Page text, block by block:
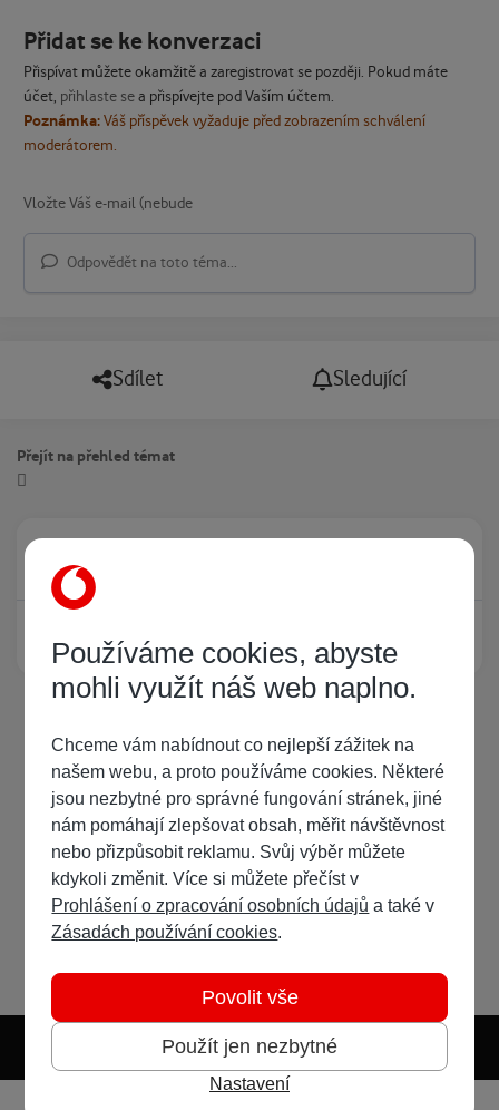
Přidat se ke konverzaci
Přispívat můžete okamžitě a zaregistrovat se později. Pokud máte
účet, přihlaste sea přispívejte pod Vaším účtem.
Poznámka:Váš příspěvek vyžaduje před zobrazením schválení
moderátorem.
Odpovědět na toto téma...
Sdílet Sledující
Přejít na přehled témat
Právě prohlíží tuto stránku
Žádný registrovaný uživatel si neprohlíží tuto stránku
Světlý režim Předvolba systému
Používáme cookies, abyste
mohli využít náš web naplno.
Chceme vám nabídnout co nejlepší zážitek na
našem webu, a proto používáme cookies. Některé
jsou nezbytné pro správné fungování stránek, jiné
nám pomáhají zlepšovat obsah, měřit návštěvnost
nebo přizpůsobit reklamu. Svůj výběr můžete
kdykoli změnit. Více si můžete přečíst v
Prohlášení o zpracování osobních údajů a také v
Zásadách používání cookies.
Použít jen nezbytné
Povolit vše
Nastavení